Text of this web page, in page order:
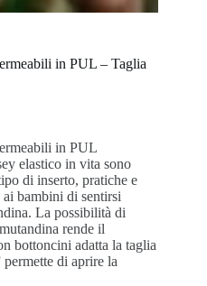
in PUL – Taglia
in PUL
elastico in vita sono
di inserto, pratiche e
bambini di sentirsi
La possibilità di
rende il
bottoncini adatta la taglia
di aprire la